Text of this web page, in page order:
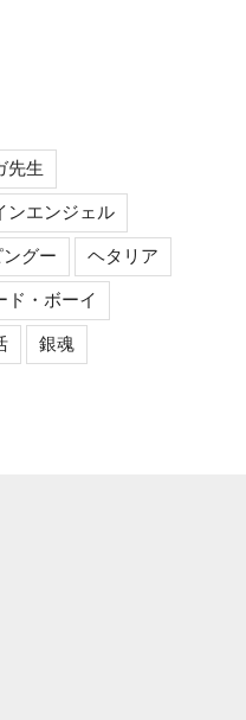
先生
ンエンジェル
ングー ヘタリア
ド・ボーイ
銀魂